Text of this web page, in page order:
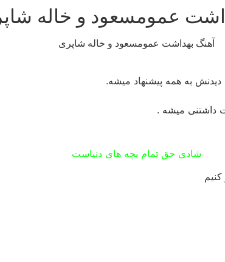
عمومسعود و خاله
آهنگ بهداشت عمومسعود و خاله شاپری
به همه پیشنهاد میشه.
داشتنی میشه .
شادی حق تمام بچه های دنیاست